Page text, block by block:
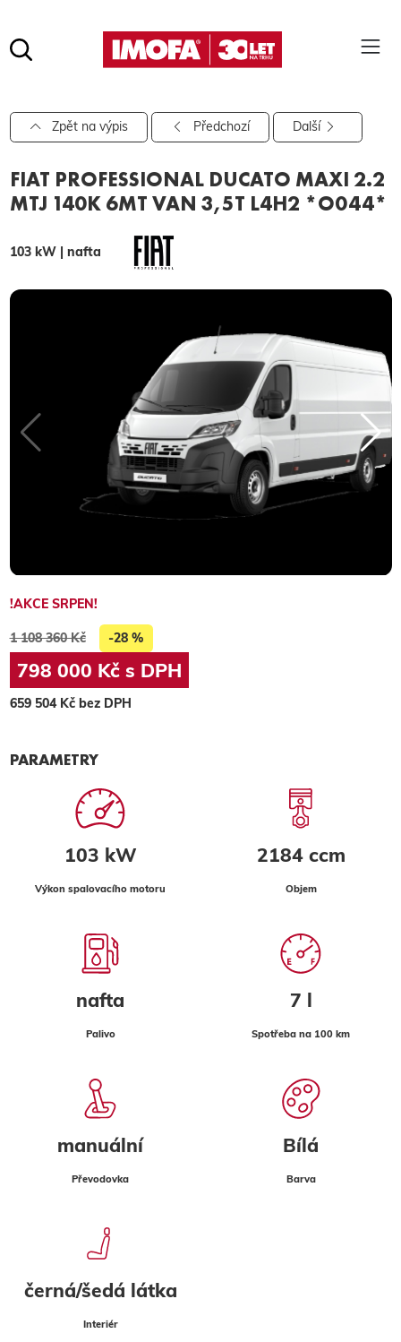
hledat
Pro vyhledávání zadejte alespoň 3 znaky.
Zpět na výpis Předchozí Další
FIAT PROFESSIONAL DUCATO MAXI 2.2
MTJ 140K 6MT VAN 3,5T L4H2 *O044*
103 kW | nafta
!AKCE SRPEN!
1 108 360 Kč -28 %
798 000 Kč s DPH
659 504 Kč bez DPH
PARAMETRY
103 kW
Výkon spalovacího motoru
2184 ccm
Objem
nafta
Palivo
7 l
Spotřeba na 100 km
manuální
Převodovka
Bílá
Barva
černá/šedá látka
Interiér